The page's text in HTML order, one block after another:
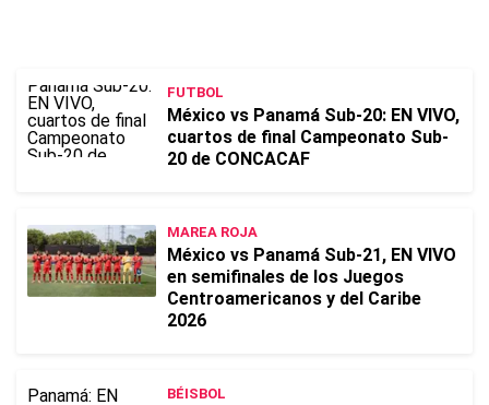
FUTBOL
México vs Panamá Sub-20: EN VIVO,
cuartos de final Campeonato Sub-
20 de CONCACAF
MAREA ROJA
México vs Panamá Sub-21, EN VIVO
en semifinales de los Juegos
Centroamericanos y del Caribe
2026
BÉISBOL